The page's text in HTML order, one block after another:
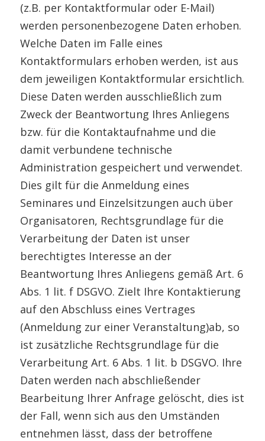
(z.B. per Kontaktformular oder E-Mail)
werden personenbezogene Daten erhoben.
Welche Daten im Falle eines
Kontaktformulars erhoben werden, ist aus
dem jeweiligen Kontaktformular ersichtlich.
Diese Daten werden ausschließlich zum
Zweck der Beantwortung Ihres Anliegens
bzw. für die Kontaktaufnahme und die
damit verbundene technische
Administration gespeichert und verwendet.
Dies gilt für die Anmeldung eines
Seminares und Einzelsitzungen auch über
Organisatoren, Rechtsgrundlage für die
Verarbeitung der Daten ist unser
berechtigtes Interesse an der
Beantwortung Ihres Anliegens gemäß Art. 6
Abs. 1 lit. f DSGVO. Zielt Ihre Kontaktierung
auf den Abschluss eines Vertrages
(Anmeldung zur einer Veranstaltung)ab, so
ist zusätzliche Rechtsgrundlage für die
Verarbeitung Art. 6 Abs. 1 lit. b DSGVO. Ihre
Daten werden nach abschließender
Bearbeitung Ihrer Anfrage gelöscht, dies ist
der Fall, wenn sich aus den Umständen
entnehmen lässt, dass der betroffene